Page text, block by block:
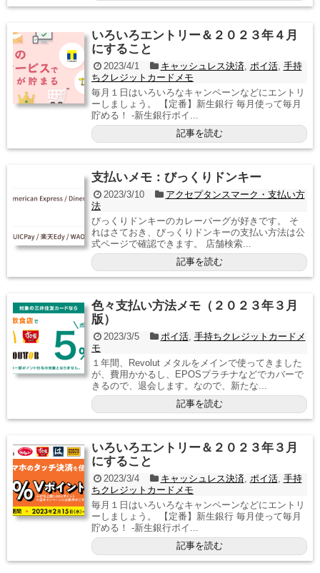
いろいろエントリー＆２０２３年４月
にすること
2023/4/1 キャッシュレス決済 ポイ活, 手持
ちクレジットカードメモ
毎月１日はいろいろなキャンペーンなどにエントリ
ーしましょう。 【定番】新生銀行 毎月使って毎月
貯める！ -新生銀行ポイ...
記事を読む
支払いメモ：びっくりドンキー
2023/3/10
アクセプタンスマーク・支払い方
法
びっくりドンキーのカレーバーグが好きです。 そ
れはさておき、びっくりドンキーの支払い方法は公
式ページで確認できます。 店舗検索...
記事を読む
色々支払い方法メモ（２０２３年３月
版）
2023/3/5 ポイ活, 手持ちクレジットカードメ
モ
１年間、Revolut メタルをメインで使ってきました
が、費用かかるし、EPOSプラチナなどでカバーで
きるので、退会します。なので、新たな...
記事を読む
いろいろエントリー＆２０２３年３月
にすること
2023/3/4 キャッシュレス決済 ポイ活, 手持
ちクレジットカードメモ
毎月１日はいろいろなキャンペーンなどにエントリ
ーしましょう。 【定番】新生銀行 毎月使って毎月
貯める！ -新生銀行ポイ...
記事を読む